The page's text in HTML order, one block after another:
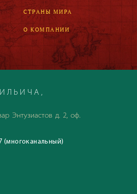
СТРАНЫ МИРА
О КОМПАНИИ
Энтузиастов д. 2, оф.
(многоканальный)